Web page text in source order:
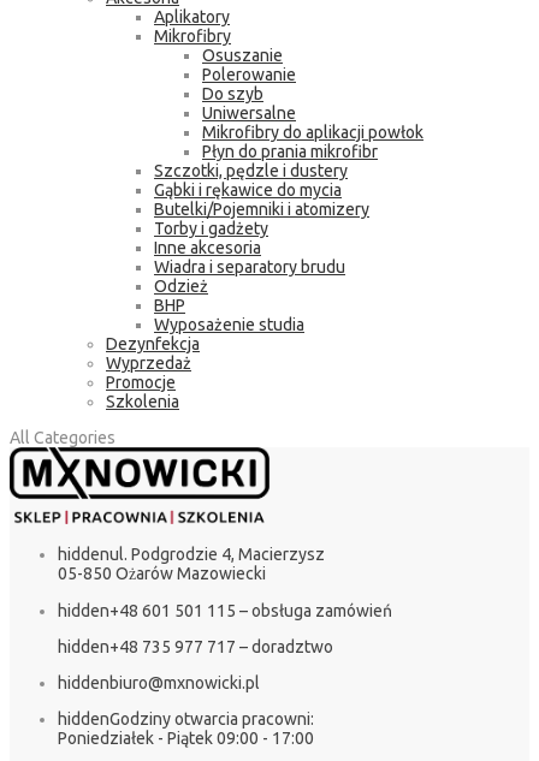
Aplikatory
Mikrofibry
Osuszanie
Polerowanie
Do szyb
Uniwersalne
Mikrofibry do aplikacji powłok
Płyn do prania mikrofibr
Szczotki, pędzle i dustery
Gąbki i rękawice do mycia
Butelki/Pojemniki i atomizery
Torby i gadżety
Inne akcesoria
Wiadra i separatory brudu
Odzież
BHP
Wyposażenie studia
Dezynfekcja
Wyprzedaż
Promocje
Szkolenia
All Categories
hiddenul. Podgrodzie 4, Macierzysz
05-850 Ożarów Mazowiecki
hidden+48 601 501 115 – obsługa zamówień
hidden+48 735 977 717 – doradztwo
hiddenbiuro@mxnowicki.pl
hiddenGodziny otwarcia pracowni:
Poniedziałek - Piątek 09:00 - 17:00